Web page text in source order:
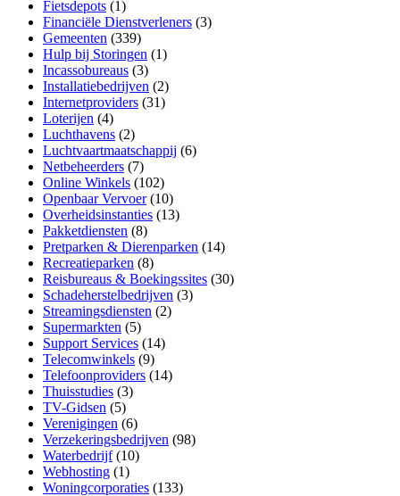
Fietsdepots (1)
Financiële Dienstverleners (3)
Gemeenten (339)
Hulp bij Storingen (1)
Incassobureaus (3)
Installatiebedrijven (2)
Internetproviders (31)
Loterijen (4)
Luchthavens (2)
Luchtvaartmaatschappij (6)
Netbeheerders (7)
Online Winkels (102)
Openbaar Vervoer(10)
Overheidsinstanties (13)
Pakketdiensten (8)
Pretparken & Dierenparken (14)
Recreatieparken (8)
Reisbureaus & Boekingssites (30)
Schadeherstelbedrijven (3)
Streamingsdiensten (2)
Supermarkten (5)
Support Services (14)
Telecomwinkels (9)
Telefoonproviders (14)
Thuisstudies (3)
TV-Gidsen (5)
Verenigingen (6)
Verzekeringsbedrijven (98)
Waterbedrijf(10)
Webhosting (1)
Woningcorporaties (133)